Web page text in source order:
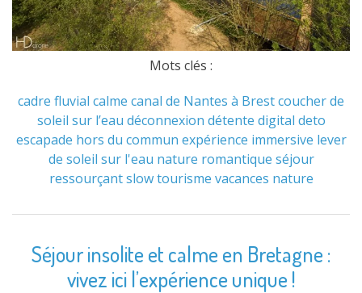
Mots clés :
cadre fluvial calme canal de Nantes à Brestcoucher de
soleil sur l’eau déconnexion détente digital deto
escapade hors du commun expérience immersive lever
de soleil sur l'eau nature romantique séjour
ressourçant slow tourisme vacances nature
Séjour insolite et calme en Bretagne :
vivez ici l’expérience unique !